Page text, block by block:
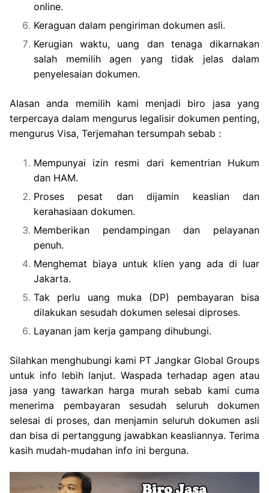
online.
Keraguan dalam pengiriman dokumen asli.
Kerugian waktu, uang dan tenaga dikarnakan
salah memilih agen yang tidak jelas dalam
penyelesaian dokumen.
Alasan anda memilih kami menjadi biro jasa yang
terpercaya dalam mengurus legalisir dokumen penting,
mengurus Visa, Terjemahan tersumpah sebab :
Mempunyai izin resmi dari kementrian Hukum
dan HAM.
Proses pesat dan dijamin keaslian dan
kerahasiaan dokumen.
Memberikan pendampingan dan pelayanan
penuh.
Menghemat biaya untuk klien yang ada di luar
Jakarta.
Tak perlu uang muka (DP) pembayaran bisa
dilakukan sesudah dokumen selesai diproses.
Layanan jam kerja gampang dihubungi.
Silahkan menghubungi kami PT Jangkar Global Groups
untuk info lebih lanjut. Waspada terhadap agen atau
jasa yang tawarkan harga murah sebab kami cuma
menerima pembayaran sesudah seluruh dokumen
selesai di proses, dan menjamin seluruh dokumen asli
dan bisa di pertanggung jawabkan keasliannya. Terima
kasih mudah-mudahan info ini berguna.